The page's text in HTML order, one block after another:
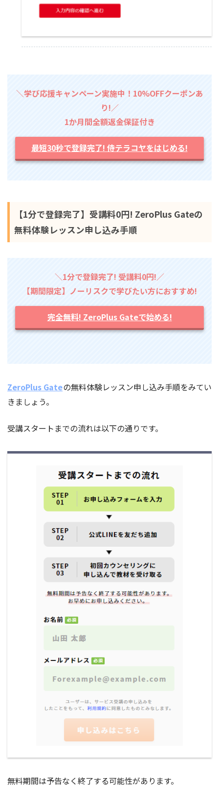
＼学び応援キャンペーン実施中！10%OFFクーポンあ
り!／
1か月間全額返金保証付き
最短30秒で登録完了! 侍テラコヤをはじめる!
【1分で登録完了】受講料0円! ZeroPlus Gateの
無料体験レッスン申し込み手順
＼1分で登録完了! 受講料0円!／
【期間限定】ノーリスクで学びたい方におすすめ!
完全無料! ZeroPlus Gateで始める!
ZeroPlus Gateの無料体験レッスン申し込み手順をみてい
きましょう。
受講スタートまでの流れは以下の通りです。
無料期間は予告なく終了する可能性があります。